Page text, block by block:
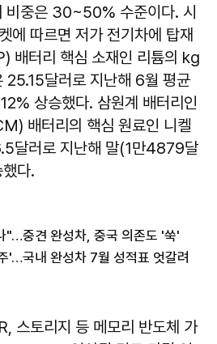
비중은 30~50% 수준이다. 시
에 따르면 저가 전기차에 탑재
배터리 핵심 소재인 리튬의 kg
25.15달러로 지난해 6월 평균
상승했다. 삼원계 배터리인
배터리의 핵심 원료인 니켈
달러로 지난해 말(1만4879달
다.
"…중견 완성차, 중국 의존도 '쑥'
'…국내 완성차 7월 성적표 엇갈려
스토리지 등 메모리 반도체 가